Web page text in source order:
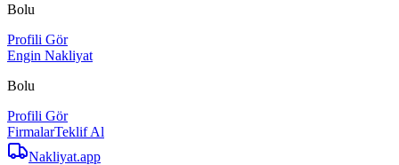
Bolu
Profili Gör
Engin Nakliyat
Bolu
Profili Gör
FirmalarTeklif Al
Nakliyat.app